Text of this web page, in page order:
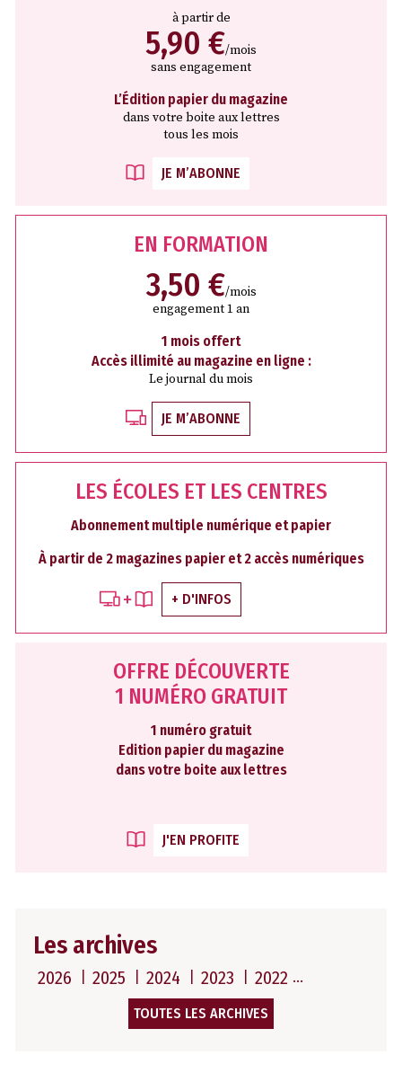
à partir de
5,90 €/mois
sans engagement
L’Édition papier du magazine
dans votre boite aux lettres
tous les mois
JE M’ABONNE
EN FORMATION
3,50 €/mois
engagement 1 an
1 mois offert
Accès illimité au magazine en ligne :
Le journal du mois
JE M’ABONNE
LES ÉCOLES ET LES CENTRES
Abonnement multiple numérique et papier
À partir de 2 magazines papier et 2 accès numériques
+ D'INFOS
OFFRE DÉCOUVERTE
1 NUMÉRO GRATUIT
1 numéro gratuit
Edition papier du magazine
dans votre boite aux lettres
J'EN PROFITE
Les archives
2026 2025 2024 2023 2022
TOUTES LES ARCHIVES